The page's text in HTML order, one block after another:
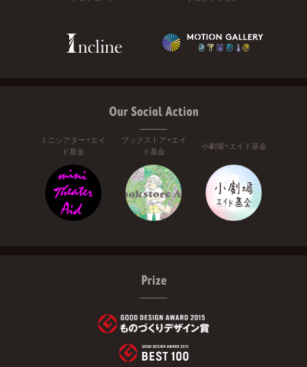
Our Social Action
ミニシアター・エイ
ド基金
ブックストア・エイ
ド基金
小劇場・エイド基金
Prize